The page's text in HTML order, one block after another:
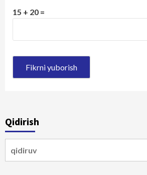
15 + 20 =
Qidirish